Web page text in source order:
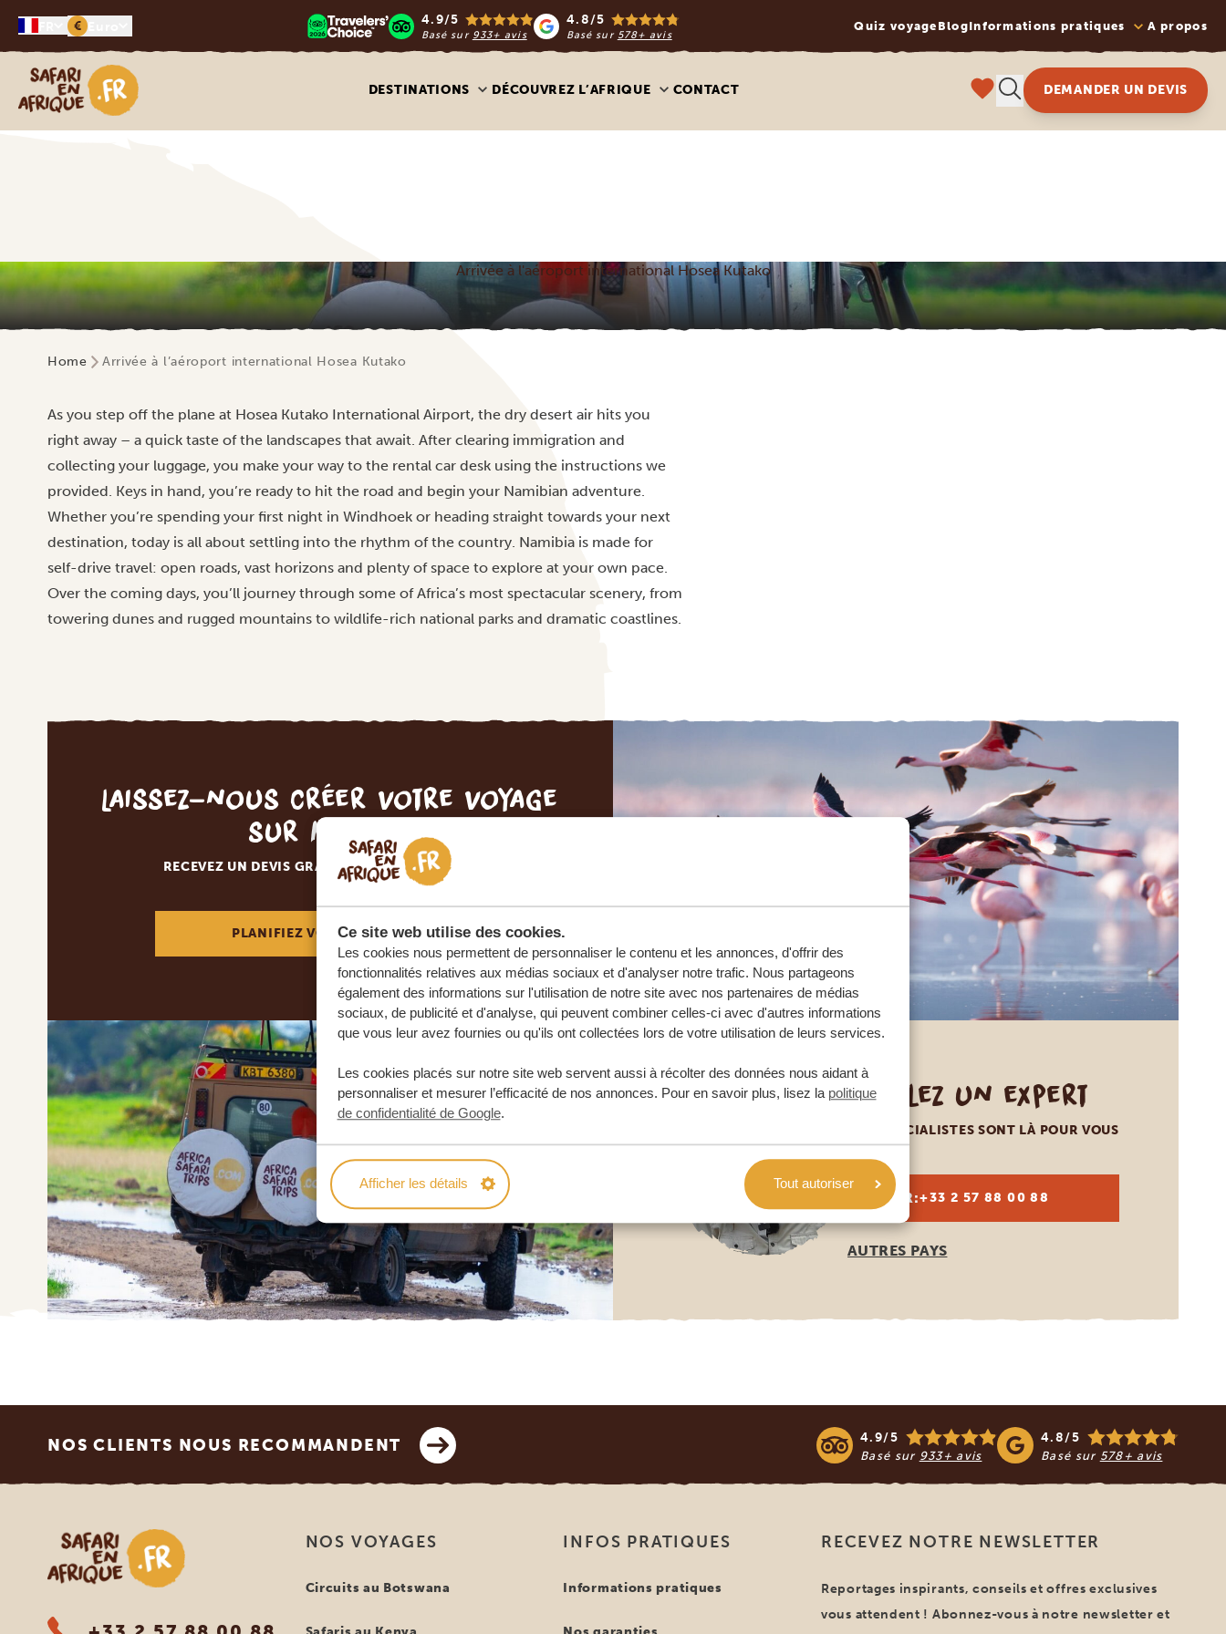
Ce site web utilise des cookies.
Les cookies nous permettent de personnaliser le contenu et les annonces, d'offrir des
fonctionnalités relatives aux médias sociaux et d'analyser notre trafic. Nous partageons
également des informations sur l'utilisation de notre site avec nos partenaires de médias
sociaux, de publicité et d'analyse, qui peuvent combiner celles-ci avec d'autres informations
que vous leur avez fournies ou qu'ils ont collectées lors de votre utilisation de leurs services.
Les cookies placés sur notre site web servent aussi à récolter des données nous aidant à
personnaliser et mesurer l’efficacité de nos annonces. Pour en savoir plus, lisez la politique
de confidentialité de Google.
Afficher les détails Tout autoriser
€ 4.9/5
Basé sur 933+ avis
4.8/5
Basé sur 578+ avis
Quiz voyage BlogInformations pratiques A propos
Safari en Afrique
DESTINATIONS DÉCOUVREZ L’AFRIQUE CONTACT DEMANDER UN DEVIS
Arrivée à l'aéroport international Hosea Kutako
Home Arrivée à l’aéroport international Hosea Kutako
As you step off the plane at Hosea Kutako International Airport, the dry desert air hits you
right away – a quick taste of the landscapes that await. After clearing immigration and
collecting your luggage, you make your way to the rental car desk using the instructions we
provided. Keys in hand, you’re ready to hit the road and begin your Namibian adventure.
Whether you’re spending your first night in Windhoek or heading straight towards your next
destination, today is all about settling into the rhythm of the country. Namibia is made for
self-drive travel: open roads, vast horizons and plenty of space to explore at your own pace.
Over the coming days, you’ll journey through some of Africa’s most spectacular scenery, from
towering dunes and rugged mountains to wildlife-rich national parks and dramatic coastlines.
Laissez-nous créer votre voyage
sur mesure
RECEVEZ UN DEVIS GRATUIT, SANS ENGAGEMENT
PLANIFIEZ VOTRE AVENTURE
Appelez un expert
NOS SPÉCIALISTES SONT LÀ POUR VOUS
FR:+33 2 57 88 00 88
AUTRES PAYS
NOS CLIENTS NOUS RECOMMANDENT 4.9/5
Basé sur 933+ avis
4.8/5
Basé sur 578+ avis
Safari en Afrique NOS VOYAGES
Circuits au Botswana
INFOS PRATIQUES
Informations pratiques
RECEVEZ NOTRE NEWSLETTER
Reportages inspirants, conseils et offres exclusives
vous attendent ! Abonnez-vous à notre newsletter et